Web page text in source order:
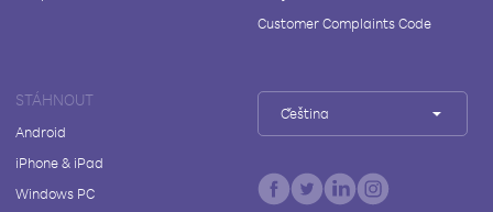
Customer Complaints Code
STÁHNOUT
Android
iPhone & iPad
Windows PC
Čeština